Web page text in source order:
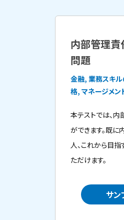
内部管理
問題
金融, 業務スキル
格, マネージメ
本テストでは、
ができます。既
人、これから目
ただけます。
サン